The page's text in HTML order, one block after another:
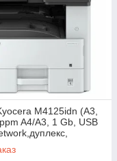
M4125idn (A3,
A4/A3, 1 Gb, USB
пусковой